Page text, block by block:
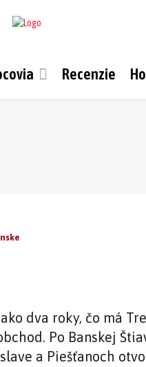
Recenzie
dva roky, čo má
Po Banskej
a Piešťanoch